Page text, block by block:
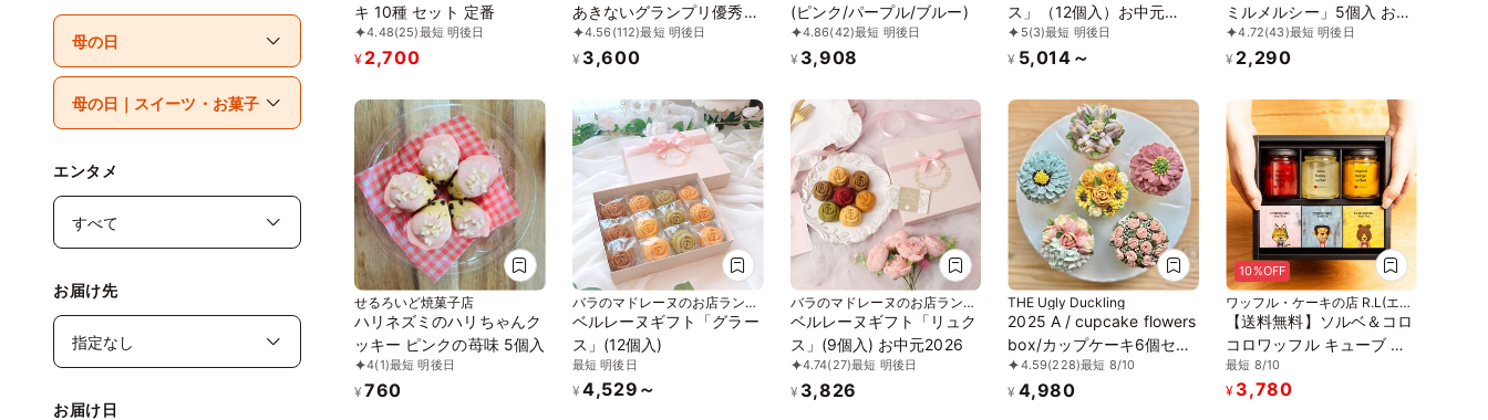
エンタメ
お届け先
お届け日
キ 10種 セット 定番
4.48(25)最短 明後日
¥ 2,700
あきないグランプリ優秀賞
受賞!!～ メディアで人気の
生どら焼き 和スイーツ～
中元2026
4.56 (112)最短 明後日
¥ 3,600
(ピンク/パープル/ブルー)
4.86(42)最短 明後日
¥ 3,908
ス」（12個入）お中元
2026
5(3)最短 明後日
¥ 5,014～
ミルメルシー」5個入 お中
元2026
4.72(43)最短 明後日
¥ 2,290
せるろいど焼菓子店
ハリネズミのハリちゃんク
ッキー ピンクの苺味 5個入
4(1)最短 明後日
¥ 760
バラのマドレーヌのお店ランジ
ェラ
ベルレーヌギフト「グラー
ス」(12個入)
最短 明後日
¥ 4,529～
バラのマドレーヌのお店ランジ
ェラ
ベルレーヌギフト「リュク
ス」(9個入) お中元2026
4.74(27)最短 明後日
¥ 3,826
THE Ugly Duckling
2025 A / cupcake flowers
box/カップケーキ6個セッ
ト4.59(228)最短 8/10
¥ 4,980
10%OFF
ワッフル・ケーキの店 R.L(エー
ル・エル)
【送料無料】ソルベ＆コロ
コロワッフル キューブ セ
ット【夏の新作スイーツと
定番焼き菓子】お中元
最短 8/10
¥ 3,780